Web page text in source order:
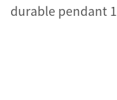
durable pendant